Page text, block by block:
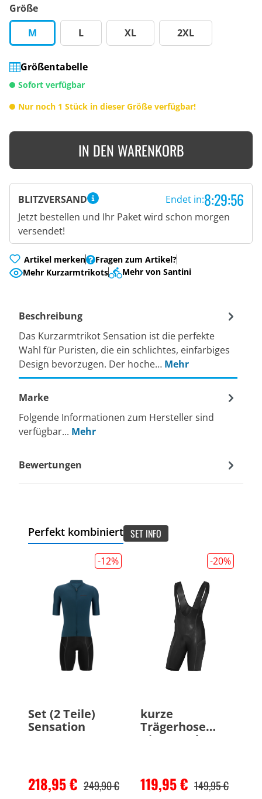
Größe
M
L XL 2XL
Größentabelle
Sofort verfügbar
Nur noch 1 Stück in dieser Größe verfügbar!
IN DEN WARENKORB
BLITZVERSAND
Jetzt bestellen und Ihr Paket wird schon morgen
versendet!
Endet in:8:29:55
Artikel merken
Fragen zum Artikel?
Mehr Kurzarmtrikots
Mehr von Santini
Perfekt kombiniert SET INFO
-12%
Set (2 Teile)
Sensation
218,95 € 249,90 €
-20%
kurze
Trägerhose
AirPro Gel 2
119,95 € 149,95 €
Beschreibung
Das Kurzarmtrikot Sensation ist die perfekte
Wahl für Puristen, die ein schlichtes, einfarbiges
Design bevorzugen. Der hoche… Mehr
Marke
Folgende Informationen zum Hersteller sind
verfügbar... Mehr
Bewertungen